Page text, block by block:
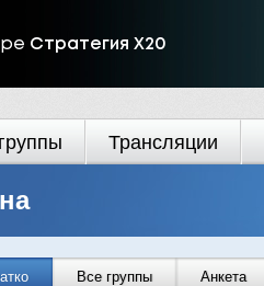
Стратегия Х20
Трансляции
Все группы Анкета